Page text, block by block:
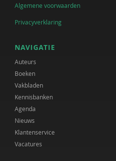
Algemene voorwaarden
Privacyverklaring
NAVIGATIE
Auteurs
Boeken
Vakbladen
Kennisbanken
Agenda
Nieuws
Klantenservice
Vacatures